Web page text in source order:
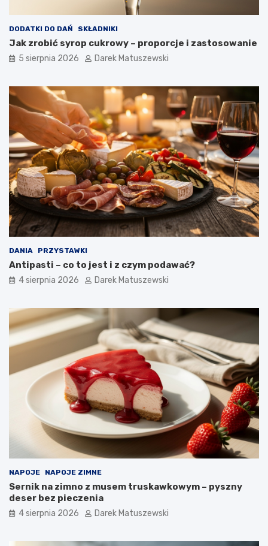
DODATKI DO DAŃ SKŁADNIKI
Jak zrobić syrop cukrowy – proporcje i zastosowanie
5 sierpnia 2026 Darek Matuszewski
DANIA PRZYSTAWKI
Antipasti – co to jest i z czym podawać?
4 sierpnia 2026 Darek Matuszewski
NAPOJE NAPOJE ZIMNE
Sernik na zimno z musem truskawkowym – pyszny
deser bez pieczenia
4 sierpnia 2026 Darek Matuszewski